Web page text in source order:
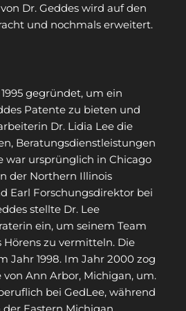
Dr. Geddes wird auf den
und nochmals erweitert.
gegründet, um ein
Patente zu bieten und
Dr. Lidia Lee die
Beratungsdienstleistungen
war ursprünglich in Chicago
der Northern Illinois
Earl Forschungsdirektor bei
stellte Dr. Lee
ein, um seinem Team
zu vermitteln. Die
Jahr 1998. Im Jahr 2000 zog
von Ann Arbor, Michigan, um.
bei GedLee, während